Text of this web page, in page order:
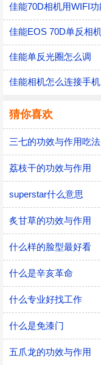
佳能单反光圈怎么调
佳能相机怎么连接手机
猜你喜欢
三七的功效与作用吃法
荔枝干的功效与作用
superstar什么意思
炙甘草的功效与作用
什么样的脸型最好看
什么是辛亥革命
什么专业好找工作
什么是免漆门
五爪龙的功效与作用